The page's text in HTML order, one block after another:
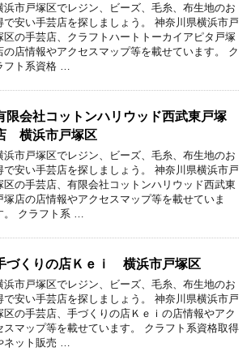
浜市戸塚区でレジン、ビーズ、毛糸、布生地のお
で安い手芸店を探しましょう。 神奈川県横浜市戸
区の手芸店、クラフトハートトーカイアピタ戸塚
の店情報やアクセスマップ等を載せています。 ク
フト系資格 …
限会社コットンハリウッド西武東戸塚
横浜市戸塚区
浜市戸塚区でレジン、ビーズ、毛糸、布生地のお
で安い手芸店を探しましょう。 神奈川県横浜市戸
区の手芸店、有限会社コットンハリウッド西武東
塚店の店情報やアクセスマップ等を載せていま
。 クラフト系 …
づくりの店Ｋｅｉ 横浜市戸塚区
浜市戸塚区でレジン、ビーズ、毛糸、布生地のお
で安い手芸店を探しましょう。 神奈川県横浜市戸
区の手芸店、手づくりの店Ｋｅｉの店情報やアク
スマップ等を載せています。 クラフト系資格取得
ネット販売 …